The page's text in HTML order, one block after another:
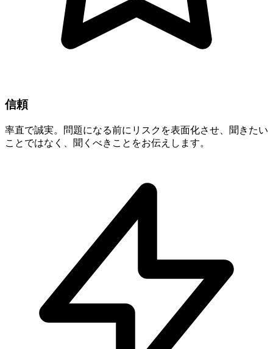
信頼
率直で誠実。問題になる前にリスクを表面化させ、聞きたい
ことではなく、聞くべきことをお伝えします。